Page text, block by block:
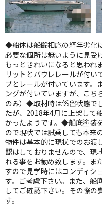
◆船体は船齢相応の経年劣化
必要な個所は無いように見受
もっときれいになると思わ
リットとバウレレールが付い
プとレールが付いています。
ングが付いていますが、こち
のみ）◆取材時は係留状態で
たが、2018年4月に上架して
かったようです。◆船底塗装
ので現状では試乗しても本
物件は基本的に現状でのお渡
認はしておりませんので、現
れる事をお勧め致します。ま
すので見学時にはコンディシ
す。ご考慮下さい。また、船
してご確認下さい。その際の
す。